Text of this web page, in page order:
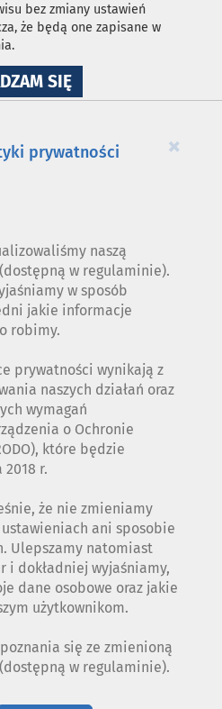
bez zmiany ustawień
że będą one zapisane w
SIĘNA
WYKORZYSTANIE
×
prywatności
naszą
(dostępną w regulaminie).
w sposób
jakie informacje
robimy.
prywatności wynikają z
naszych działań oraz
wymagań
o Ochronie
które będzie
r.
że nie zmieniamy
ani sposobie
Ulepszamy natomiast
i dokładniej wyjaśniamy,
dane osobowe oraz jakie
użytkownikom.
się ze zmienioną
(dostępną w regulaminie).